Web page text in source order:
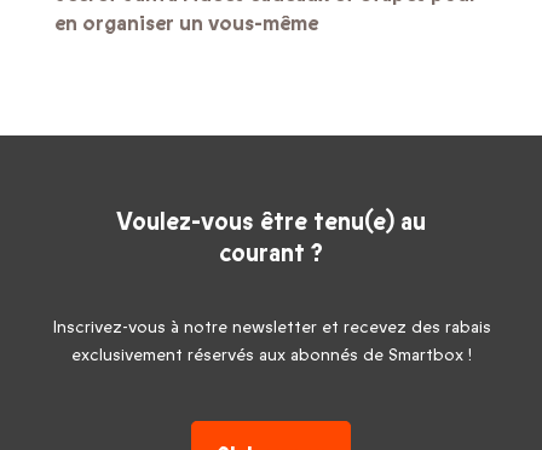
en organiser un vous-même
Voulez-vous être tenu(e) au
courant ?
Inscrivez-vous à notre newsletter et recevez des rabais
exclusivement réservés aux abonnés de Smartbox !